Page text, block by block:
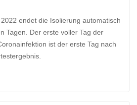
endet die Isolierung automatisch
Tagen. Der erste voller Tag der
ist der erste Tag nach